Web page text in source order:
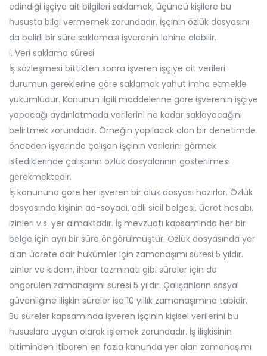
edindiği işçiye ait bilgileri saklamak, üçüncü kişilere bu
hususta bilgi vermemek zorundadır. İşçinin özlük dosyasını
da belirli bir süre saklaması işverenin lehine olabilir.
i. Veri saklama süresi
İş sözleşmesi bittikten sonra işveren işçiye ait verileri
durumun gereklerine göre saklamak yahut imha etmekle
yükümlüdür. Kanunun ilgili maddelerine göre işverenin işçiye
yapacağı aydınlatmada verilerini ne kadar saklayacağını
belirtmek zorundadır. Örneğin yapılacak olan bir denetimde
önceden işyerinde çalışan işçinin verilerini görmek
istediklerinde çalışanın özlük dosyalarının gösterilmesi
gerekmektedir.
İş kanununa göre her işveren bir ölük dosyası hazırlar. Özlük
dosyasında kişinin ad-soyadı, adli sicil belgesi, ücret hesabı,
izinleri v.s. yer almaktadır. İş mevzuatı kapsamında her bir
belge için ayrı bir süre öngörülmüştür. Özlük dosyasında yer
alan ücrete dair hükümler için zamanaşımı süresi 5 yıldır.
İzinler ve kıdem, ihbar tazminatı gibi süreler için de
öngörülen zamanaşımı süresi 5 yıldır. Çalışanların sosyal
güvenliğine ilişkin süreler ise 10 yıllık zamanaşımına tabidir.
Bu süreler kapsamında işveren işçinin kişisel verilerini bu
hususlara uygun olarak işlemek zorundadır. İş ilişkisinin
bitiminden itibaren en fazla kanunda yer alan zamanaşımı